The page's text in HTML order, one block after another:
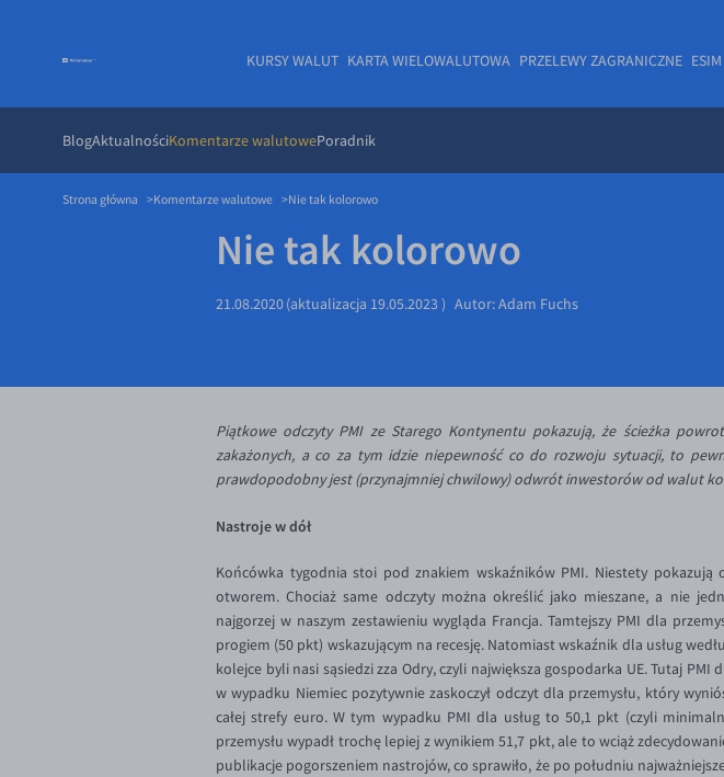
KURSY WALUT KARTA WIELOWALUTOWA PRZELEWY ZAGRANICZNE ESIM
BlogAktualnościKomentarze walutowePoradnik
Strona główna Komentarze walutowe Nie tak kolorowo
Nie tak kolorowo
21.08.2020(aktualizacja 19.05.2023 ) Autor:Adam Fuchs
Piątkowe odczyty PMI ze Starego Kontynentu pokazują, że ścieżka
zakażonych, a co za tym idzie niepewność co do rozwoju sytuacji, to
prawdopodobny jest (przynajmniej chwilowy) odwrót inwestorów od walut
Nastroje w dół
Końcówka tygodnia stoi pod znakiem wskaźników PMI. Niestety
otworem. Chociaż same odczyty można określić jako mieszane, a nie
najgorzej w naszym zestawieniu wygląda Francja. Tamtejszy PMI dla
progiem (50 pkt) wskazującym na recesję. Natomiast wskaźnik dla usług
kolejce byli nasi sąsiedzi zza Odry, czyli największa gospodarka UE. Tutaj
w wypadku Niemiec pozytywnie zaskoczył odczyt dla przemysłu, który
całej strefy euro. W tym wypadku PMI dla usług to 50,1 pkt (czyli
przemysłu wypadł trochę lepiej z wynikiem 51,7 pkt, ale to wciąż
publikacje pogorszeniem nastrojów, co sprawiło, że po południu